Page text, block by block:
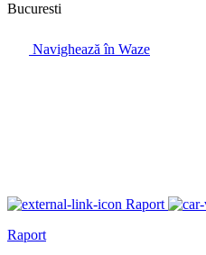
Bucuresti
Navighează în Waze
Raport
Raport